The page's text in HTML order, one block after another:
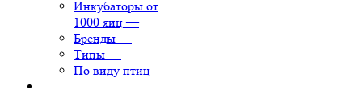
Инкубаторы от
1000 яиц —
Бренды —
Типы —
По виду птиц